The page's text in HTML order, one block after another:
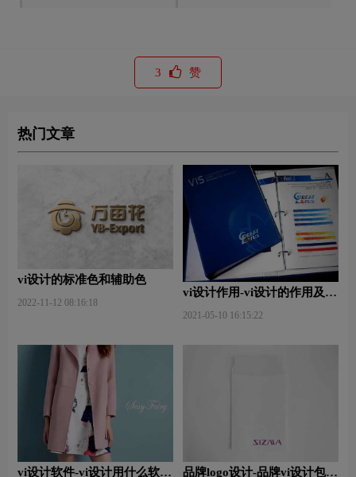
3 赞
热门文章
vi设计的标准色和辅助色
2022-11-12 08:16:18
vi设计作用-vi设计的作用及意
2021-05-10 16:15:22
vi设计软件-vi设计用什么软件 品牌logo设计-品牌vi设计包括